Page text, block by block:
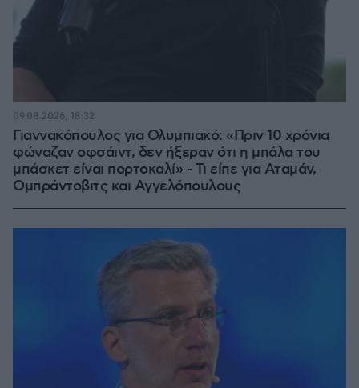
Γιαννακόπουλος για Ολυμπιακό: «Πριν 10 χρόνια
φώναζαν οφσάιντ, δεν ήξεραν ότι η μπάλα του
μπάσκετ είναι πορτοκαλί» - Τι είπε για Αταμάν,
Ομπράντοβιτς και Αγγελόπουλους
09.08.2026, 18:32